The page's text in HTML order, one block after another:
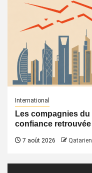
International
Les compagnies
confiance retrouvée
7 août 2026 Qatarien